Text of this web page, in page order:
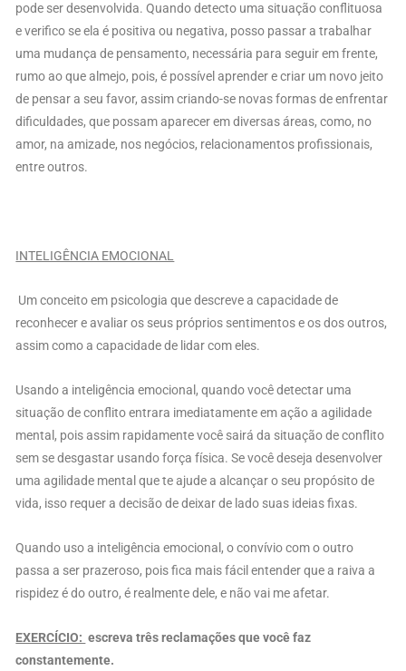
pode ser desenvolvida. Quando detecto uma situação conflituosa
e verifico se ela é positiva ou negativa, posso passar a trabalhar
uma mudança de pensamento, necessária para seguir em frente,
rumo ao que almejo, pois, é possível aprender e criar um novo jeito
de pensar a seu favor, assim criando-se novas formas de enfrentar
dificuldades, que possam aparecer em diversas áreas, como, no
amor, na amizade, nos negócios, relacionamentos profissionais,
entre outros.
INTELIGÊNCIA EMOCIONAL
Um conceito em psicologia que descreve a capacidade de
reconhecer e avaliar os seus próprios sentimentos e os dos outros,
assim como a capacidade de lidar com eles.
Usando a inteligência emocional, quando você detectar uma
situação de conflito entrara imediatamente em ação a agilidade
mental, pois assim rapidamente você sairá da situação de conflito
sem se desgastar usando força física. Se você deseja desenvolver
uma agilidade mental que te ajude a alcançar o seu propósito de
vida, isso requer a decisão de deixar de lado suas ideias fixas.
Quando uso a inteligência emocional, o convívio com o outro
passa a ser prazeroso, pois fica mais fácil entender que a raiva a
rispidez é do outro, é realmente dele, e não vai me afetar.
EXERCÍCIO: escreva três reclamações que você faz
constantemente.